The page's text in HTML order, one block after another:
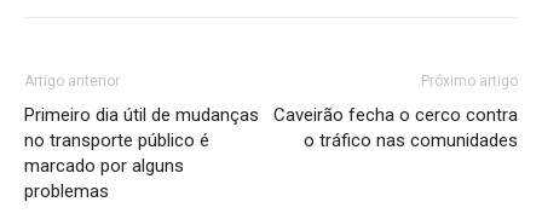
Artigo anterior
Primeiro dia útil de mudanças
no transporte público é
marcado por alguns
problemas
Próximo artigo
Caveirão fecha o cerco contra
o tráfico nas comunidades